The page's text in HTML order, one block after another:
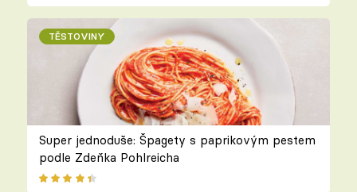
TĚSTOVINY
Super jednoduše: Špagety s paprikovým pestem
podle Zdeňka Pohlreicha